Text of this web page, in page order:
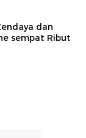
dan
sempat Ribut